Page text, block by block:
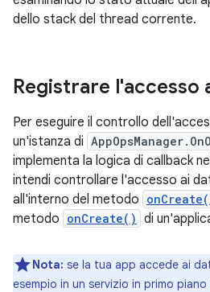
dello stack del thread corrente.
Registrare l'accesso
Per eseguire il controllo
un'istanza di
implementa la logica di callback
intendi controllare l'accesso ai
all'interno del metodo
metodo onCreate() di
Nota: se la tua app accede ai
esempio in un servizio in primo